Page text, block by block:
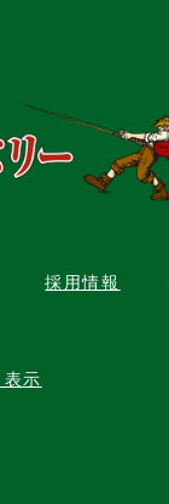
採用情報
示